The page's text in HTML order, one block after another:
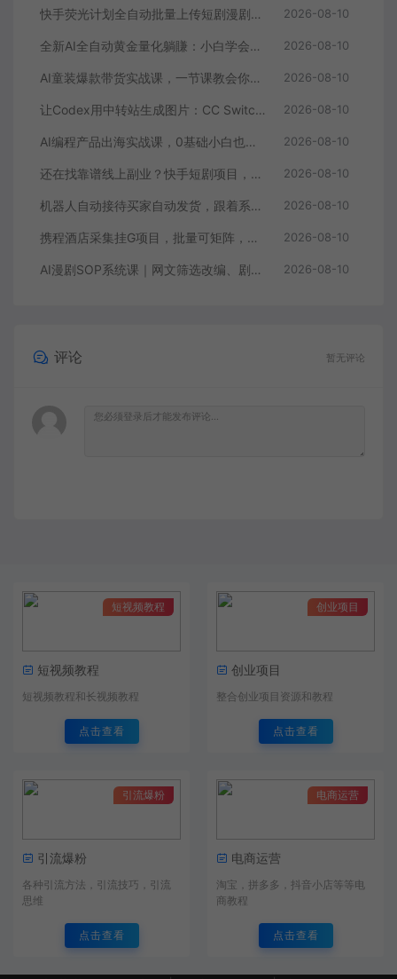
快手荧光计划全自动批量上传短剧漫剧，每天轻松几张【揭秘】 2026-08-10
全新AI全自动黄金量化躺賺：小白学会当天学会，月入2W！【揭秘】 2026-08-10
AI童装爆款带货实战课，一节课教会你实现童装变现，零基础也能落地实操 2026-08-10
让Codex用中转站生成图片：CC Switch配置、画图能力检测与全局Skill教程 2026-08-10
AI编程产品出海实战课，0基础小白也能跑通，账号搭建・多Agent开发・市场调研全流程，月入千刀跨境变现教程（更新） 2026-08-10
还在找靠谱线上副业？快手短剧项目，全程自动发布内容，不用熬夜做视频，轻松日入500+【揭秘】 2026-08-10
机器人自动接待买家自动发货，跟着系统学拼多多虚拟月入1-5W【揭秘】 2026-08-10
携程酒店采集挂G项目，批量可矩阵，单机轻松日入300+，开启你的睡后收入模式!【揭秘】 2026-08-10
AI漫剧SOP系统课｜网文筛选改编、剧本规范、文生图图生视频成片、配音剪辑全流程标准化落地教程（更新0810） 2026-08-10
评论 暂无评论
短视频教程
短视频教程
短视频教程和长视频教程
点击查看
创业项目
创业项目
整合创业项目资源和教程
点击查看
引流爆粉
引流爆粉
各种引流方法，引流技巧，引流
思维
点击查看
电商运营
电商运营
淘宝，拼多多，抖音小店等等电
商教程
点击查看